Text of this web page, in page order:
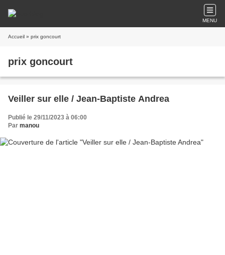
MENU
Accueil » prix goncourt
prix goncourt
Veiller sur elle / Jean-Baptiste Andrea
Publié le 29/11/2023 à 06:00
Par manou